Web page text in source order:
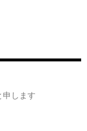
申します